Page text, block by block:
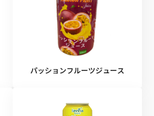
パッションフルーツジュース